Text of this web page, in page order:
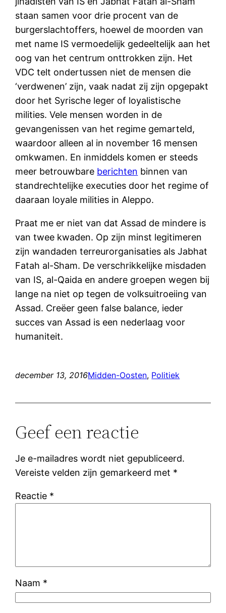
staan samen voor drie procent van de
burgerslachtoffers, hoewel de moorden van
met name IS vermoedelijk gedeeltelijk aan het
oog van het centrum onttrokken zijn. Het
VDC telt ondertussen niet de mensen die
‘verdwenen’ zijn, vaak nadat zij zijn opgepakt
door het Syrische leger of loyalistische
milities. Vele mensen worden in de
gevangenissen van het regime gemarteld,
waardoor alleen al in november 16 mensen
omkwamen. En inmiddels komen er steeds
meer betrouwbare berichten binnen van
standrechtelijke executies door het regime of
daaraan loyale milities in Aleppo.
Praat me er niet van dat Assad de mindere is
van twee kwaden. Op zijn minst legitimeren
zijn wandaden terreurorganisaties als Jabhat
Fatah al-Sham. De verschrikkelijke misdaden
van IS, al-Qaida en andere groepen wegen bij
lange na niet op tegen de volksuitroeiing van
Assad. Creëer geen false balance, ieder
succes van Assad is een nederlaag voor
humaniteit.
december 13, 2016Midden-Oosten, Politiek
Geef een reactie
Je e-mailadres wordt niet gepubliceerd.
Vereiste velden zijn gemarkeerd met *
Reactie *
Naam *